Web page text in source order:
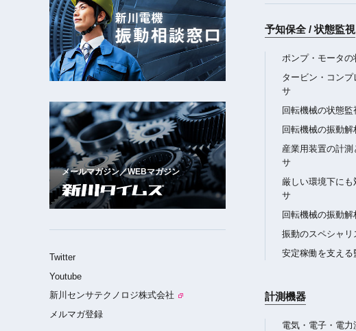
予知保全 / 状態監視
ポンプ・モータ
タービン・コン
サ
回転機械の状態監
回転機械の振動
産業用装置の計
サ
厳しい環境下に
サ
回転機械の振動
振動のスペシャリ
安定稼働を支える
計測機器
電気・電子・電力
新川電機
振動相談窓口
メールマガジン／WEBマガジン
Twitter
Youtube
新川センサテクノロジ株式会社
メルマガ登録